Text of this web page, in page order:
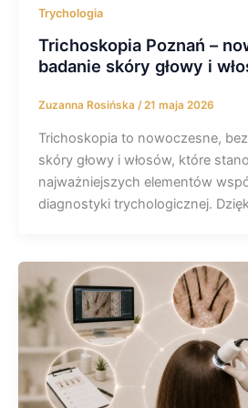
Trychologia
Trichoskopia Poznań –
badanie skóry głowy i
Zuzanna Rosińska /21 maja 2026
Trichoskopia to nowoczesne,
skóry głowy i włosów, które
najważniejszych elementów
diagnostyki trychologicznej.